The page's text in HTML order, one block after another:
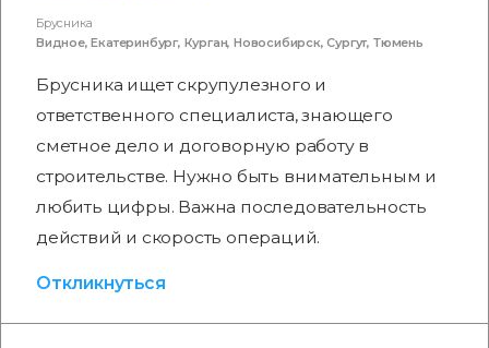
Брусника
Видное,Екатеринбург, Курган,Новосибирск,Сургут, Тюмень
Брусника ищет скрупулезного и
ответственного специалиста, знающего
сметное дело и договорную работу в
строительстве. Нужно быть внимательным и
любить цифры. Важна последовательность
действий и скорость операций.
Откликнуться